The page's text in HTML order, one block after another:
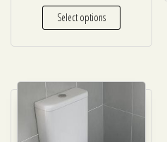
Select options